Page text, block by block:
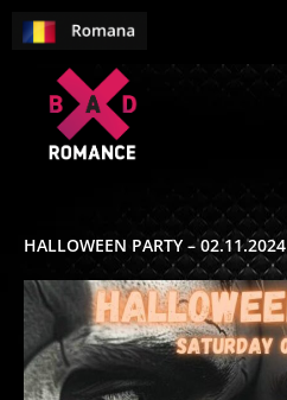
HALLOWEEN PARTY – 02.11.2024